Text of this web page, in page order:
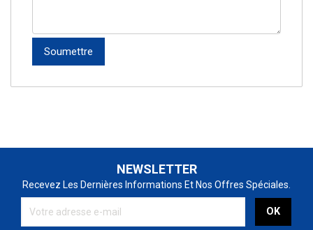
NEWSLETTER
Recevez Les Dernières Informations Et Nos Offres Spéciales.